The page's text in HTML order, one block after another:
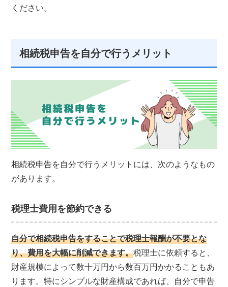
ください。
相続税申告を自分で行うメリット
相続税申告を自分で行うメリットには、次のようなもの
があります。
税理士費用を節約できる
自分で相続税申告をすることで税理士報酬が不要とな
り、費用を大幅に削減できます。税理士に依頼すると、
財産規模によって数十万円から数百万円かかることもあ
ります。特にシンプルな財産構成であれば、自分で申告